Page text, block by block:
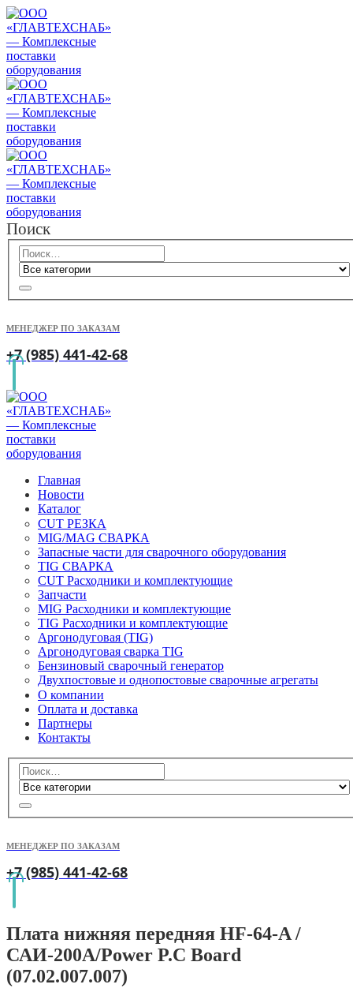
Поиск
МЕНЕДЖЕР ПО ЗАКАЗАМ
+7 (985) 441-42-68
Главная
Новости
Каталог
CUT РЕЗКА
MIG/MAG СВАРКА
Запасные части для сварочного оборудования
TIG СВАРКА
CUT Расходники и комплектующие
Запчасти
MIG Расходники и комплектующие
TIG Расходники и комплектующие
Аргонодуговая (TIG)
Аргонодуговая сварка TIG
Бензиновый сварочный генератор
Двухпостовые и однопостовые сварочные агрегаты
О компании
Оплата и доставка
Партнеры
Контакты
МЕНЕДЖЕР ПО ЗАКАЗАМ
+7 (985) 441-42-68
Плата нижняя передняя HF-64-A /
САИ-200A/Power P.C Board
(07.02.007.007)